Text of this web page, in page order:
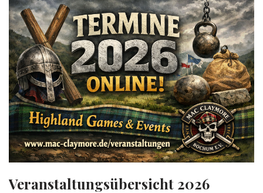
Veranstaltungsübersicht 2026